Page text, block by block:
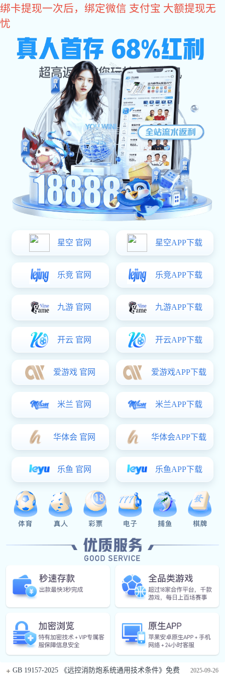
多多28
万达、恒大、京东、中国中铁等500强企业品牌
合作商
消防水炮 自动消防炮
消防水炮安装图 智能消防炮
消防水炮报价 固定消防炮
成功案例 关于狗子28
当前位置： 多多28 > 消防水炮分类 > 消防水炮系统 > 消防水炮末端
装置 >
多多28:消防水炮末端试水装置
多多28:广西南宁安吉万达广场 宜昌恒大名都
华为华南电商仓库
消防水炮推荐资讯 / RECOMMENDED NEWS
【走进消防名企】第一期：探访军巡铺——19年深耕，防
误喷技术铸就行业标杆 2026-03-11
9载蝉联，军巡铺再获“诚信企业”称号
2025-10-14
多多28:多多28-科技赋能场景,让娱乐更有趣。 ：传承千年
消防之魂，铸就现代智慧灭火典范 2025-09-26
GB 19157-2025 《远控消防炮系统通用技术条件》免费